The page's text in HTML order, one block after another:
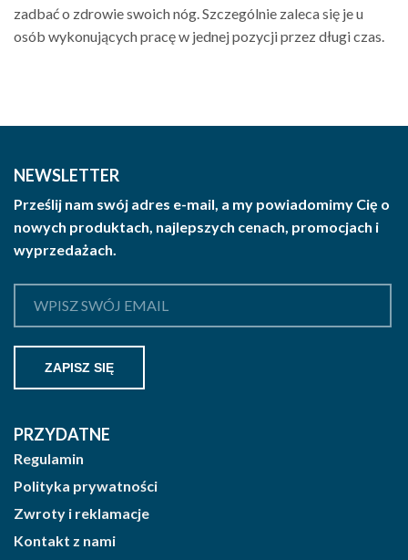
zadbać o zdrowie swoich nóg. Szczególnie zaleca się je u
osób wykonujących pracę w jednej pozycji przez długi czas.
NEWSLETTER
Prześlij nam swój adres e-mail, a my powiadomimy Cię o
nowych produktach, najlepszych cenach, promocjach i
wyprzedażach.
PRZYDATNE
Regulamin
Polityka prywatności
Zwroty i reklamacje
Kontakt z nami